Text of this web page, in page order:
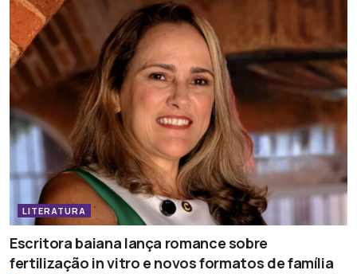
LITERATURA
Escritora baiana lança romance sobre
fertilização in vitro e novos formatos de família